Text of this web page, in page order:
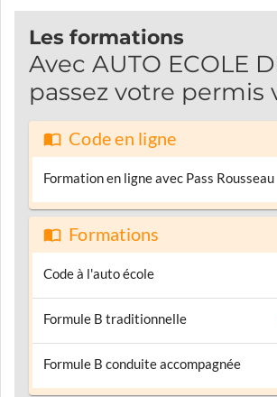
Les formations
Avec AUTO ECOLE
passez votre permis
Code en ligne
Formation en ligne avec Pass Rousseau
Formations
Code à l'auto école
Formule B traditionnelle
Formule B conduite accompagnée